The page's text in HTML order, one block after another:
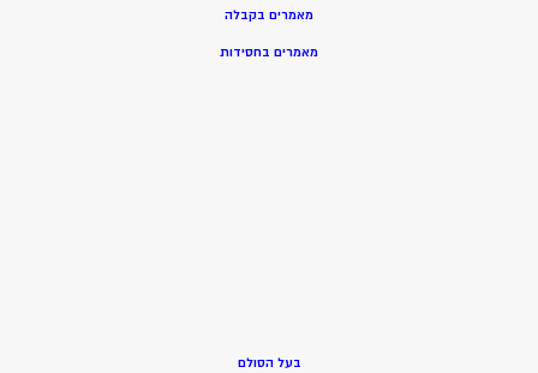
מאמרים בקבלה
מאמרים בחסידות
בעל הסולם